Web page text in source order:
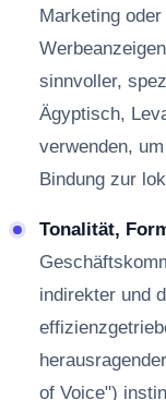
Marketing
sinnvoller,
Ägyptisch,
verwenden,
Bindung zur
Tonalität,
indirekter und
of Voice")